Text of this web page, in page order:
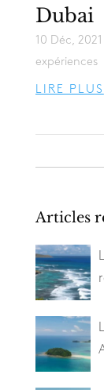
Dubai
10 Déc, 2021
expériences
LIRE PLUS
Articles